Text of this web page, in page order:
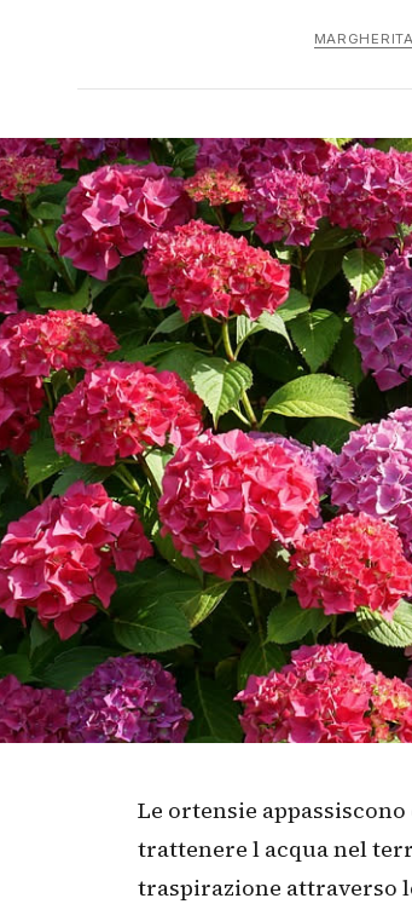
Le ortensie
trattenere l acqua nel
traspirazione attraverso